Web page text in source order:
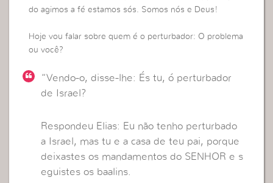
do agimos a fé estamos sós. Somos nós e Deus!
Hoje vou falar sobre quem é o perturbador: O problema
ou você?
“Vendo-o, disse-lhe: És tu, ó perturbador
de Israel?
Respondeu Elias: Eu não tenho perturbado
a Israel, mas tu e a casa de teu pai, porque
deixastes os mandamentos do SENHOR e s
eguistes os baalins.